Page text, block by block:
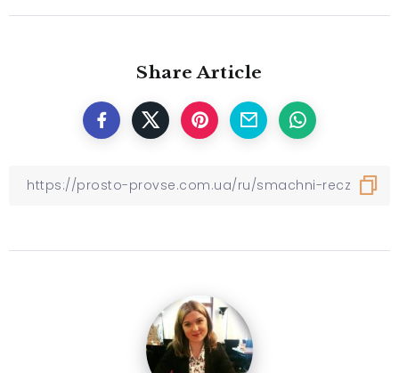
Share Article